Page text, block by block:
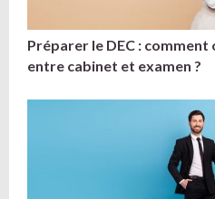
Préparer le DEC :
entre cabinet et examen ?